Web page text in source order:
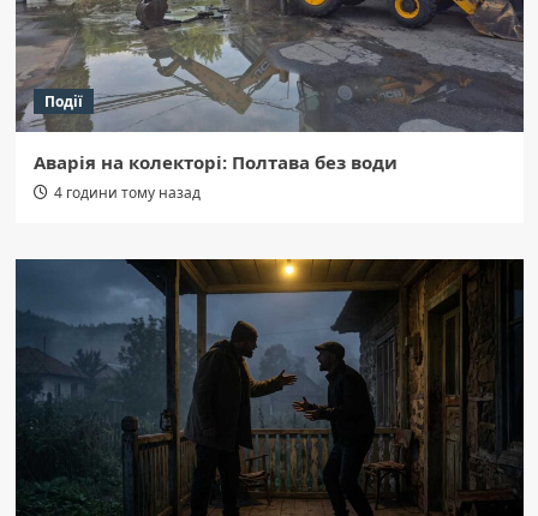
Події
Аварія на колекторі: Полтава без води
4 години тому назад